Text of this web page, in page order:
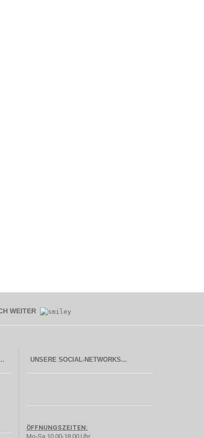
WEITER
UNSERE SOCIAL-NETWORKS...
ÖFFNUNGSZEITEN:
Mo-Sa 10.00-18.00 Uhr